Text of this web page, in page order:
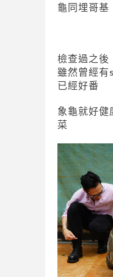
龜同埋哥基
檢查過之後
雖然曾經
已經好番
象龜就好健
菜